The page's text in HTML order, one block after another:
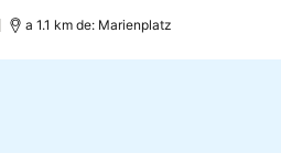
a 1.1 km de: Marienplatz